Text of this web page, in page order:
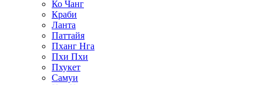
Ко Чанг
Краби
Ланта
Паттайя
Пханг Нга
Пхи Пхи
Пхукет
Самуи